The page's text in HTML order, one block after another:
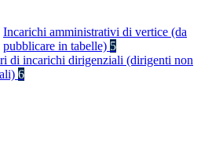
Incarichi amministrativi di vertice (da
pubblicare in tabelle) 5
di incarichi dirigenziali (dirigenti non
6